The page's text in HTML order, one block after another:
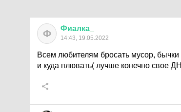
Ф Фиалка
14:43, 19.05.2022
Всем любителям бросать мусор, бычки
и куда плювать( лучше конечно свое